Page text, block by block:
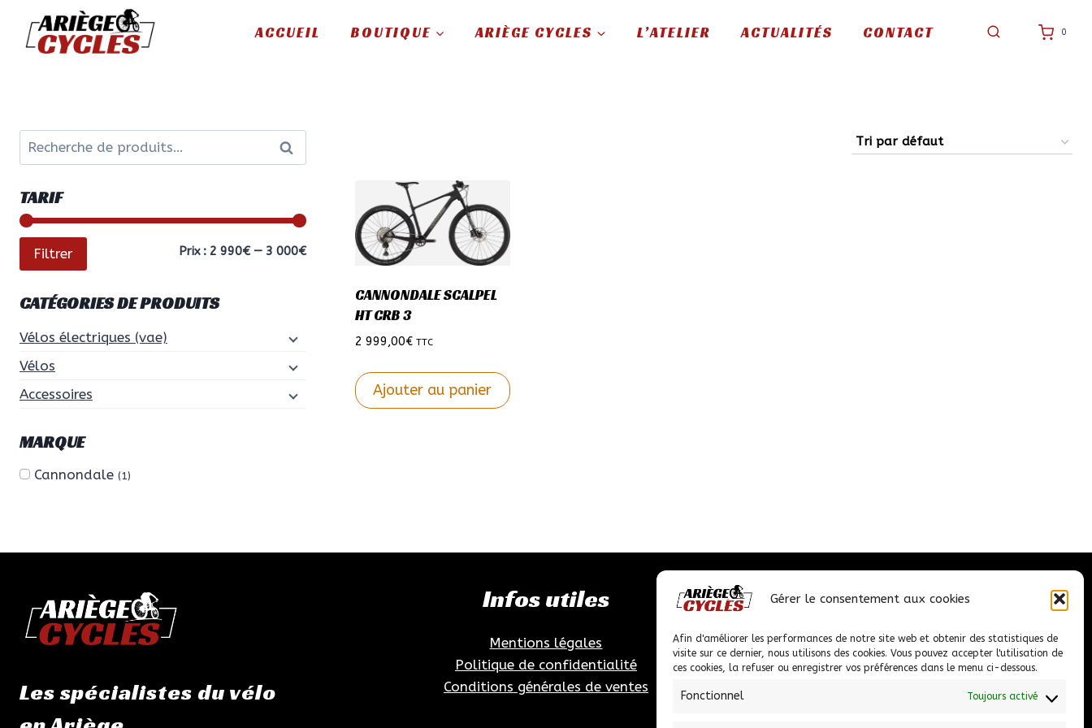
Gérer le consentement aux cookies
Afin d'améliorer les performances de notre site web et obtenir des statistiques de
visite sur ce dernier, nous utilisons des cookies. Vous pouvez accepter l'utilisation de
ces cookies, la refuser ou enregistrer vos préférences dans le menu ci-dessous.
Fonctionnel Toujours activé
contenu
ACCUEIL BOUTIQUE ARIÈGE CYCLES L’ATELIER ACTUALITÉS CONTACT 0
CANNONDALE SCALPEL
HT CRB 3
2 999,00€ TTC
Ajouter au panier
options
Recherche
pour :
Recherche
TARIF
Prix
Prix
Filtrer Prix : 2 990€— 3 000€
CATÉGORIES DE PRODUITS
Vélos électriques (vae)
Vélos
Accessoires
MARQUE
Cannondale (1)
Les spécialistes du vélo
Infos utiles
Mentions légales
Politique de confidentialité
Conditions générales de ventes
Nous contacter
1 Chem. de la Châtaigneraie PROLONGEE,
09100 Pamiers
05 61 67 38 44